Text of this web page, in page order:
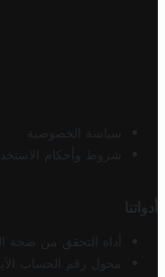
سياسة الخصوصية
شروط وأحكام
أدواتنا
أداة التحقق من صحة
محول رقم الحساب